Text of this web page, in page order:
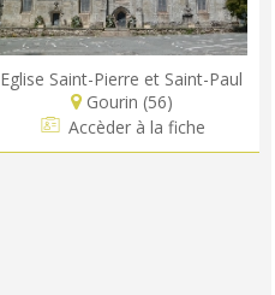
Eglise Saint-Pierre et Saint-Paul
Gourin (56)
Accèder à la fiche